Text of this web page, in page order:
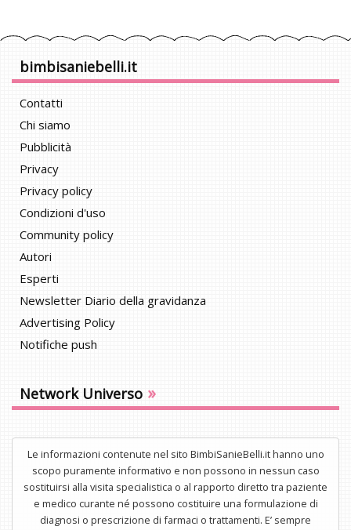
bimbisaniebelli.it
Contatti
Chi siamo
Pubblicità
Privacy
Privacy policy
Condizioni d'uso
Community policy
Autori
Esperti
Newsletter Diario della gravidanza
Advertising Policy
Notifiche push
Network Universo »
Le informazioni contenute nel sito BimbiSanieBelli.it hanno uno
scopo puramente informativo e non possono in nessun caso
sostituirsi alla visita specialistica o al rapporto diretto tra paziente
e medico curante né possono costituire una formulazione di
diagnosi o prescrizione di farmaci o trattamenti. E’ sempre